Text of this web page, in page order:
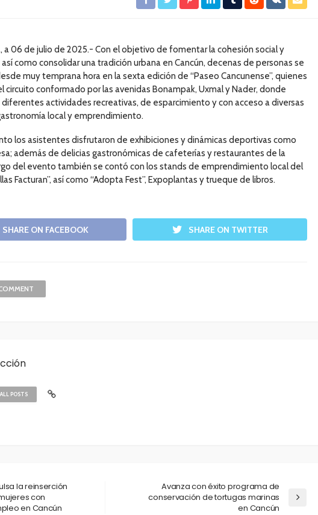
a 06 de julio de 2025.- Con el objetivo de fomentar la cohesión social y
como consolidar una tradición urbana en Cancún, decenas de personas se
muy temprana hora en la sexta edición de “Paseo Cancunense”, quienes
circuito conformado por las avenidas Bonampak, Uxmal y Nader, donde
actividades recreativas, de esparcimiento y con acceso a diversas
local y emprendimiento.
los asistentes disfrutaron de exhibiciones y dinámicas deportivas como
además de delicias gastronómicas de cafeterías y restaurantes de la
del evento también se contó con los stands de emprendimiento local del
Facturan”, así como “Adopta Fest”, Expoplantas y trueque de libros.
SHARE ON FACEBOOK SHARE ON TWITTER
POSTS
la reinserción
con
en Cancún
Avanza con éxito programa de
conservación de tortugas marinas
en Cancún